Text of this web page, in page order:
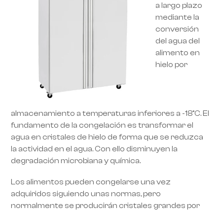
a largo plazo
mediante la
conversión
del agua del
alimento en
hielo por
almacenamiento a temperaturas inferiores a -18°C. El
fundamento de la congelación es transformar el
agua en cristales de hielo de forma que se reduzca
la actividad en el agua. Con ello disminuyen la
degradación microbiana y química.
Los alimentos pueden congelarse una vez
adquiridos siguiendo unas normas, pero
normalmente se producirán cristales grandes por